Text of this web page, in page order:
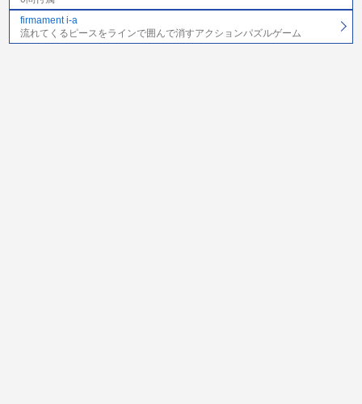
firmament i-a
流れてくるピースをラインで囲んで消すアクションパズルゲーム